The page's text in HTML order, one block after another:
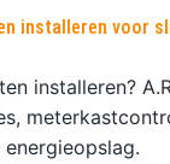
installeren voor
installeren?